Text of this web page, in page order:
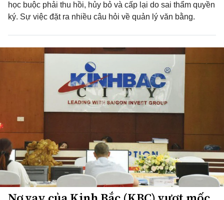
học buộc phải thu hồi, hủy bỏ và cấp lại do sai thẩm quyền
ký. Sự việc đặt ra nhiều câu hỏi về quản lý văn bằng.